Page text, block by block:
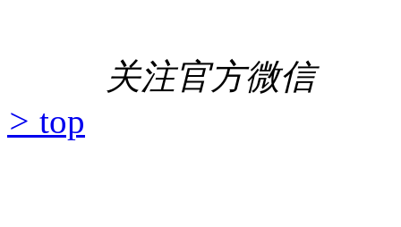
关注官方微信
> top